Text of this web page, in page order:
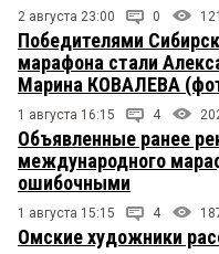
2 августа 23:00 0
Победителями
марафона стали
Марина КОВАЛЕВА
1 августа 16:15 4
Объявленные ранее
международного
ошибочными
1 августа 15:15 4
Омские художники